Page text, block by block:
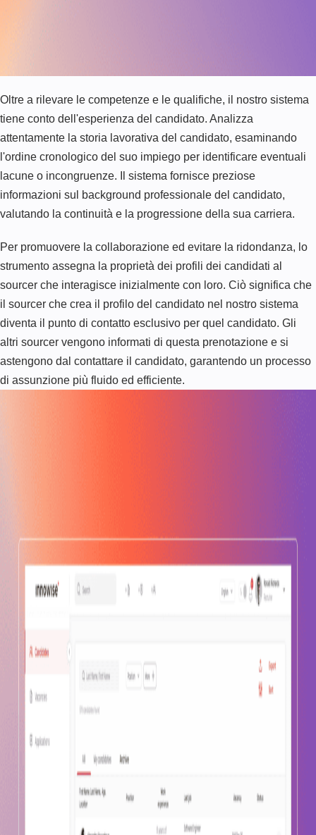
Oltre a rilevare le competenze e le qualifiche, il nostro sistema
tiene conto dell'esperienza del candidato. Analizza
attentamente la storia lavorativa del candidato, esaminando
l'ordine cronologico del suo impiego per identificare eventuali
lacune o incongruenze. Il sistema fornisce preziose
informazioni sul background professionale del candidato,
valutando la continuità e la progressione della sua carriera.
Per promuovere la collaborazione ed evitare la ridondanza, lo
strumento assegna la proprietà dei profili dei candidati al
sourcer che interagisce inizialmente con loro. Ciò significa che
il sourcer che crea il profilo del candidato nel nostro sistema
diventa il punto di contatto esclusivo per quel candidato. Gli
altri sourcer vengono informati di questa prenotazione e si
astengono dal contattare il candidato, garantendo un processo
di assunzione più fluido ed efficiente.